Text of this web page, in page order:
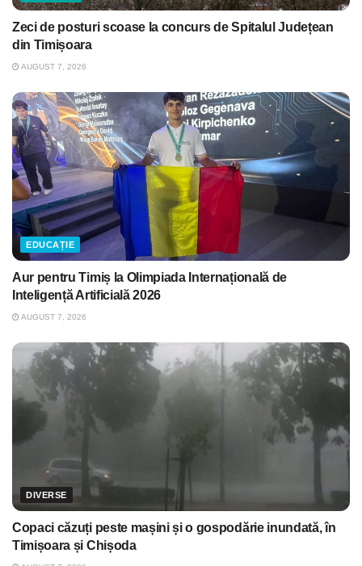
Zeci de posturi scoase la concurs de Spitalul Județean
din Timișoara
AUGUST 7, 2026
EDUCAȚIE
Aur pentru Timiș la Olimpiada Internațională de
Inteligență Artificială 2026
AUGUST 7, 2026
DIVERSE
Copaci căzuți peste mașini și o gospodărie inundată, în
Timișoara și Chișoda